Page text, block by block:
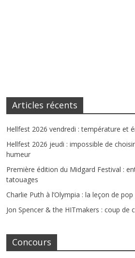
Articles récents
Hellfest 2026 vendredi : température et
Hellfest 2026 jeudi : impossible de
humeur
Première édition du Midgard Festival :
tatouages
Charlie Puth à l’Olympia : la leçon de
Jon Spencer & the HITmakers : coup de
Concours